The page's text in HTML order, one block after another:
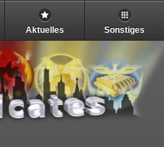
Aktuelles Sonstiges